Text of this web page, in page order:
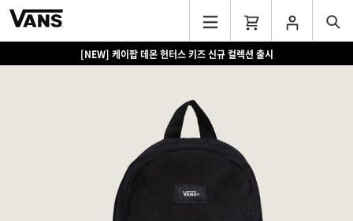
[NEW] 케이팝 데몬 헌터스 키즈 신규 컬렉션 출시